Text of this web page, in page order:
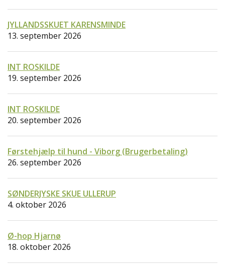
JYLLANDSSKUET KARENSMINDE
13. september 2026
INT ROSKILDE
19. september 2026
INT ROSKILDE
20. september 2026
Førstehjælp til hund - Viborg (Brugerbetaling)
26. september 2026
SØNDERJYSKE SKUE ULLERUP
4. oktober 2026
Ø-hop Hjarnø
18. oktober 2026